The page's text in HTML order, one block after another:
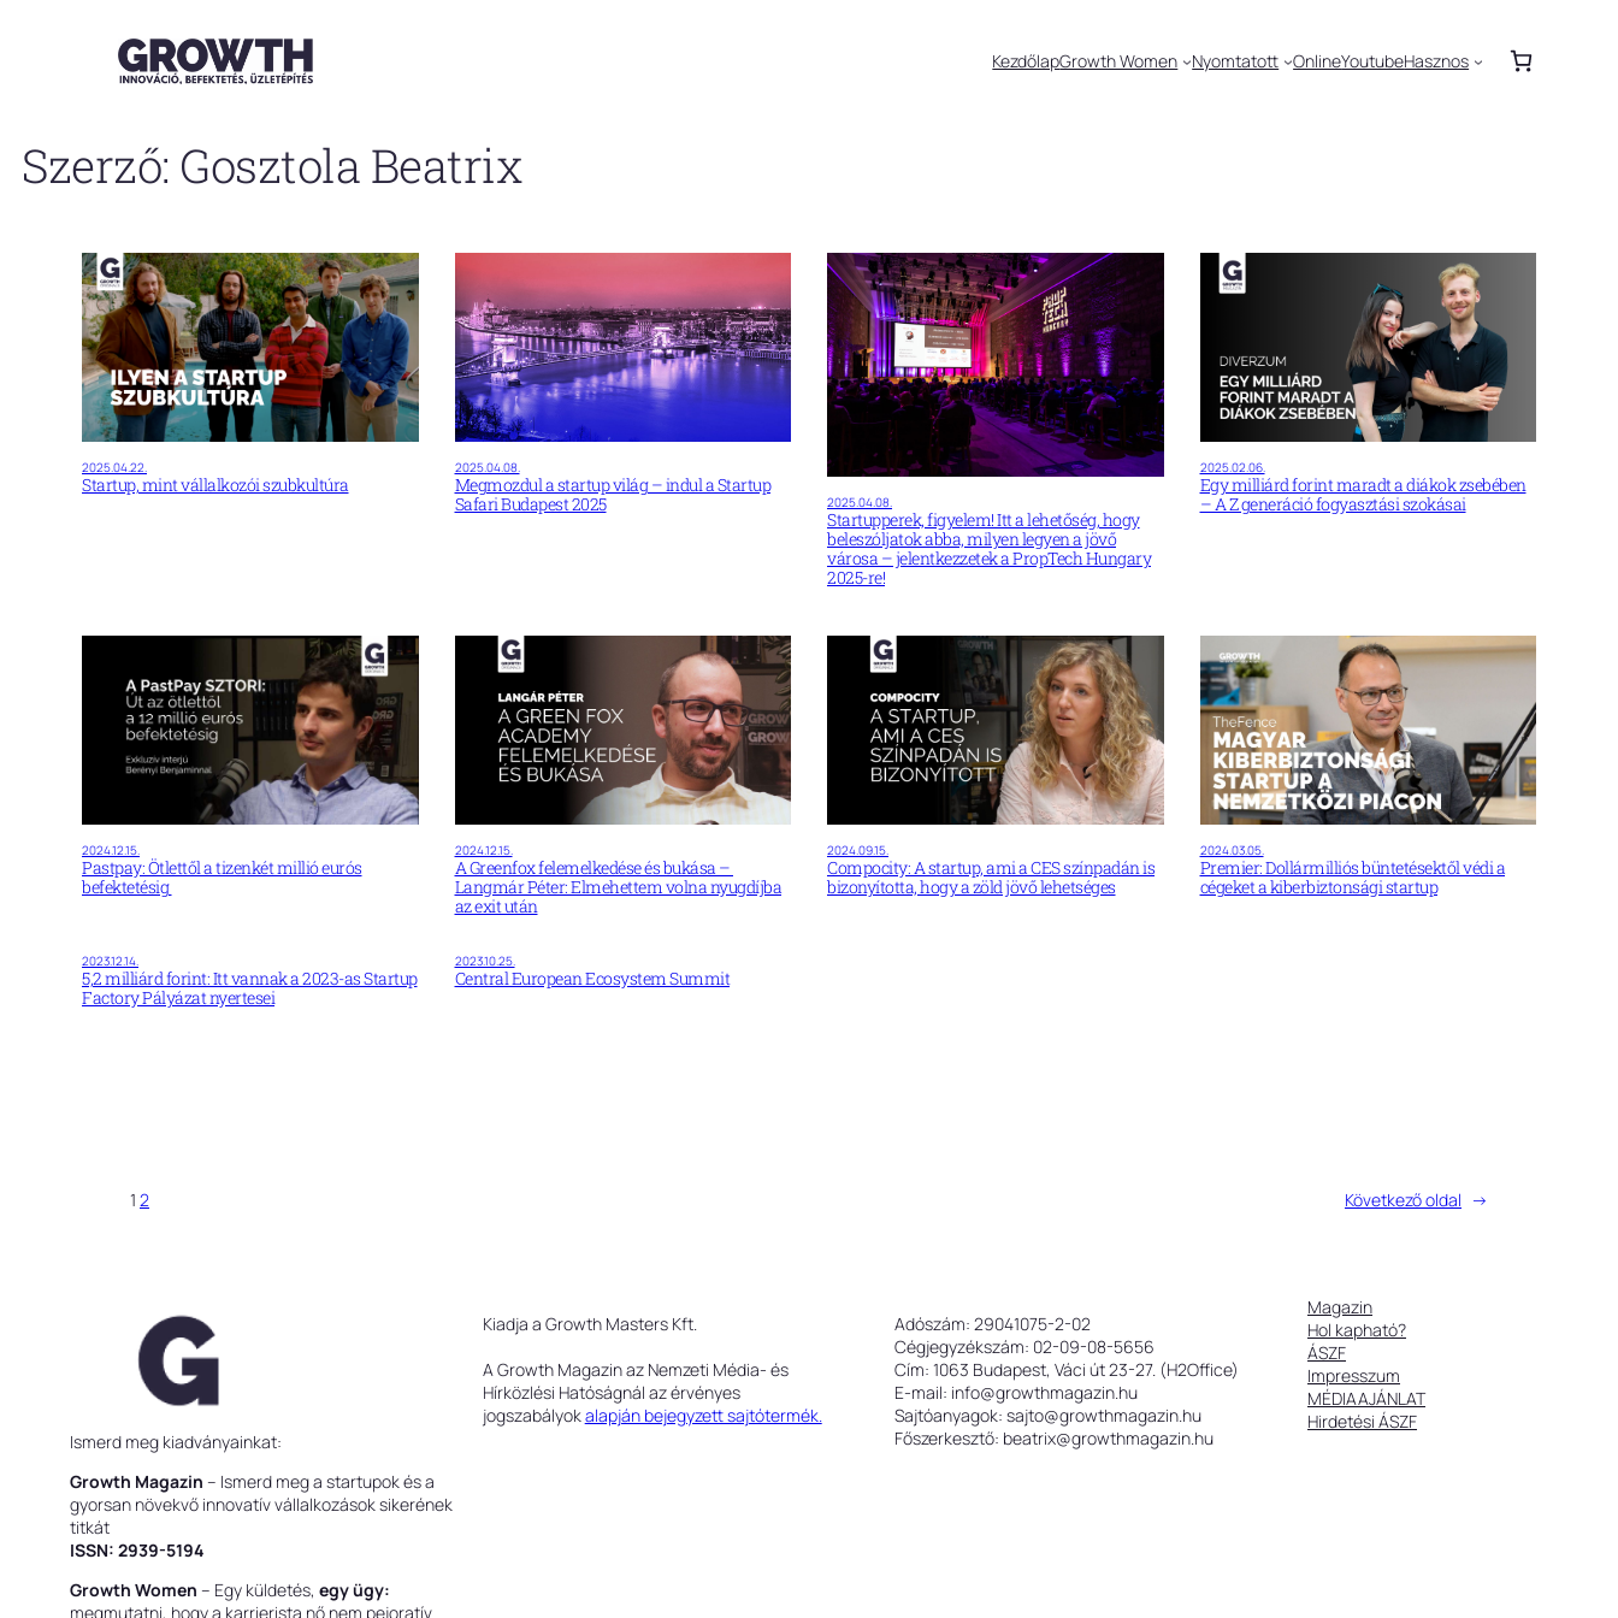
KezdőlapGrowth Women Nyomtatott OnlineYoutubeHasznos
Szerző: Gosztola Beatrix
2025.04.22.
Startup, mint vállalkozói szubkultúra
2025.04.08.
Megmozdul a startup világ – indul a Startup
Safari Budapest 2025
2025.04.08.
Startupperek, figyelem! Itt a lehetőség, hogy
beleszóljatok abba, milyen legyen a jövő
városa – jelentkezzetek a PropTech Hungary
2025-re!
2025.02.06.
Egy milliárd forint maradt a diákok zsebében
– A Z generáció fogyasztási szokásai
2024.12.15.
Pastpay: Ötlettől a tizenkét millió eurós
befektetésig
2024.12.15.
A Greenfox felemelkedése és bukása –
Langmár Péter: Elmehettem volna nyugdíjba
az exit után
2024.09.15.
Compocity: A startup, ami a CES színpadán is
bizonyította, hogy a zöld jövő lehetséges
2024.03.05.
Premier: Dollármilliós büntetésektől védi a
cégeket a kiberbiztonsági startup
2023.12.14.
5,2 milliárd forint: Itt vannak a 2023-as Startup
Factory Pályázat nyertesei
2023.10.25.
Central European Ecosystem Summit
1 2 Következő oldal →
Ismerd meg kiadványainkat:
Growth Magazin – Ismerd meg a startupok és a
gyorsan növekvő innovatív vállalkozások sikerének
titkát
ISSN: 2939-5194
Growth Women – Egy küldetés, egy ügy:
megmutatni, hogy a karrierista nő nem pejoratív
Kiadja a Growth Masters Kft.
A Growth Magazin az Nemzeti Média- és
Hírközlési Hatóságnál az érvényes
jogszabályokalapján bejegyzett sajtótermék.
Adószám: 29041075-2-02
Cégjegyzékszám: 02-09-08-5656
Cím: 1063 Budapest, Váci út 23-27. (H2Office)
E-mail: info@growthmagazin.hu
Sajtóanyagok: sajto@growthmagazin.hu
Főszerkesztő: beatrix@growthmagazin.hu
Magazin
Hol kapható?
ÁSZF
Impresszum
MÉDIAAJÁNLAT
Hirdetési ÁSZF